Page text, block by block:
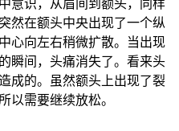
意识，从眉间到额头，同样
然在额头中央出现了一个纵
心向左右稍微扩散。当出现
瞬间，头痛消失了。看来头
成的。虽然额头上出现了裂
以需要继续放松。